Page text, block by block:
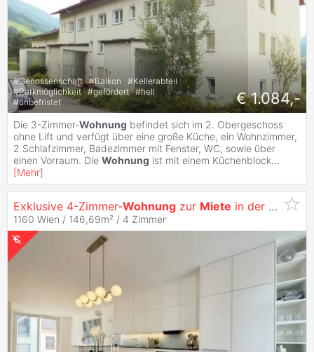
#Genossenschaft #Balkon #Kellerabteil
#Parkmöglichkeit #gefördert #hell
#unbefristet € 1.084,-
Die 3-Zimmer-Wohnung befindet sich im 2. Obergeschoss
ohne Lift und verfügt über eine große Küche, ein Wohnzimmer,
2 Schlafzimmer, Badezimmer mit Fenster, WC, sowie über
einen Vorraum. Die Wohnung ist mit einem Küchenblock...
[Mehr]
Exklusive 4-Zimmer-Wohnung zur Miete in der Residenz-Brunnenmarkt
1160 Wien / 146,69m² / 4 Zimmer